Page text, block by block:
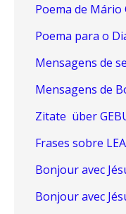
Poema de
Poema para o
Mensagens de
Mensagens de
Zitate über
Frases sobre
Bonjour avec
Bonjour avec